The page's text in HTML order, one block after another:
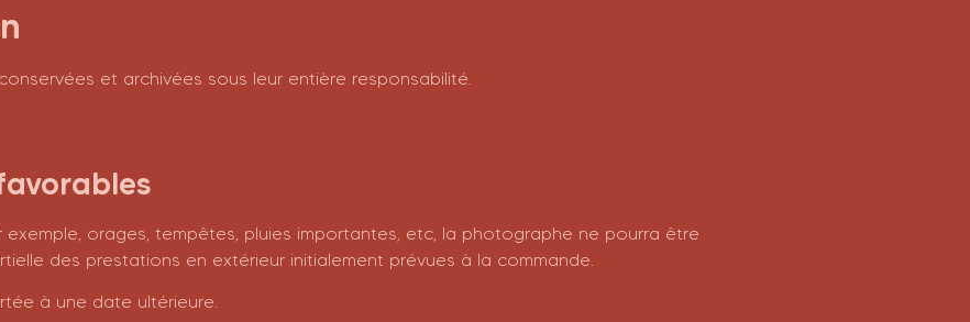
et archivées sous leur entière responsabilité.
orages, tempêtes, pluies importantes, etc, la photographe ne pourra être
des prestations en extérieur initialement prévues à la commande.
à une date ultérieure.